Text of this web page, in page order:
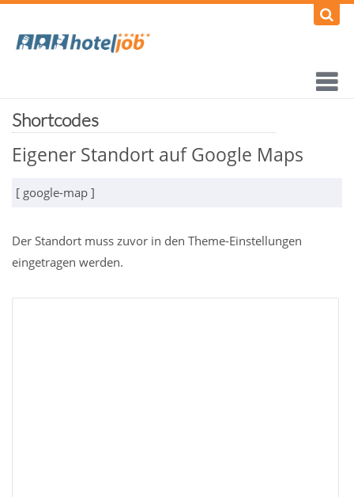
Shortcodes
Eigener Standort auf Google Maps
[ google-map ]
Der Standort muss zuvor in den Theme-Einstellungen
eingetragen werden.